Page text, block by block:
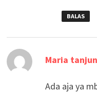
BALAS
Maria
Ada aja ya